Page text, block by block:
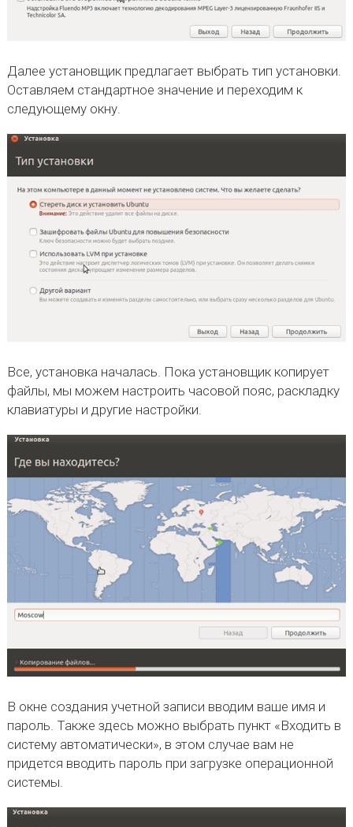
Далее установщик предлагает выбрать тип установки.
Оставляем стандартное значение и переходим к
следующему окну.
Все, установка началась. Пока установщик копирует
файлы, мы можем настроить часовой пояс, раскладку
клавиатуры и другие настройки.
В окне создания учетной записи вводим ваше имя и
пароль. Также здесь можно выбрать пункт «Входить в
систему автоматически», в этом случае вам не
придется вводить пароль при загрузке операционной
системы.